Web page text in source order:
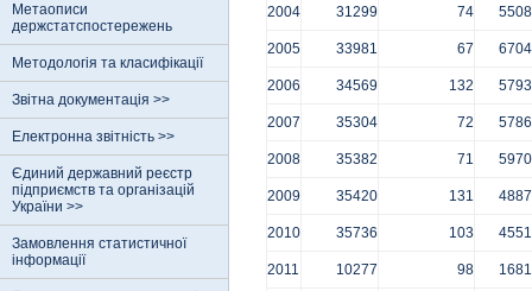
Метаописи
держстатспостережень
Методологія та класифікації
Звітна документація >>
Електронна звітність >>
Єдиний державний реєстр
пiдприємств та органiзацiй
України >>
Замовлення статистичної
інформації
2004 31299 74 5508
2005 33981 67 6704
2006 34569 132 5793
2007 35304 72 5786
2008 35382 71 5970
2009 35420 131 4887
2010 35736 103 4551
2011 10277 98 1681